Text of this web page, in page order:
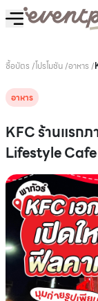
ซื้อบัตร /โปรโมชัน/อาหาร /
อาหาร
KFC ร้านแรก
Lifestyle Cafe